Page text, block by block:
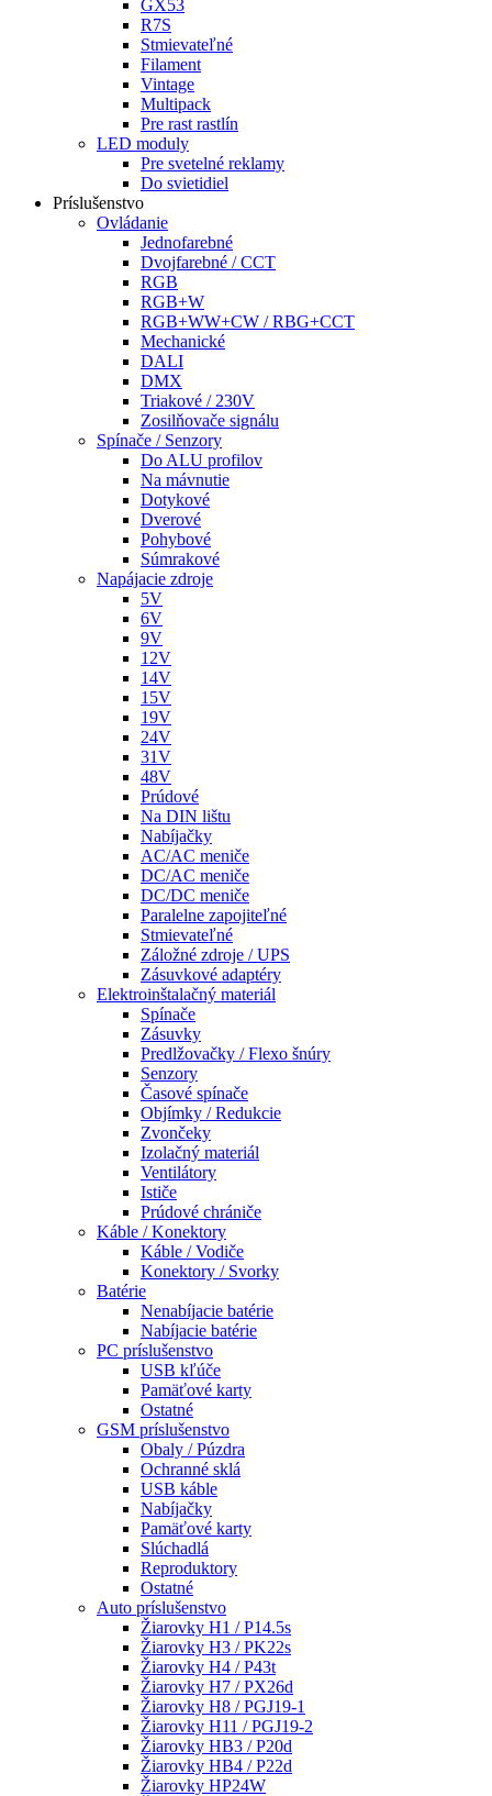
GX53
R7S
Stmievateľné
Filament
Vintage
Multipack
Pre rast rastlín
LED moduly
Pre svetelné reklamy
Do svietidiel
Príslušenstvo
Ovládanie
Jednofarebné
Dvojfarebné / CCT
RGB
RGB+W
RGB+WW+CW / RBG+CCT
Mechanické
DALI
DMX
Triakové / 230V
Zosilňovače signálu
Spínače / Senzory
Do ALU profilov
Na mávnutie
Dotykové
Dverové
Pohybové
Súmrakové
Napájacie zdroje
5V
6V
9V
12V
14V
15V
19V
24V
31V
48V
Prúdové
Na DIN lištu
Nabíjačky
AC/AC meniče
DC/AC meniče
DC/DC meniče
Paralelne zapojiteľné
Stmievateľné
Záložné zdroje / UPS
Zásuvkové adaptéry
Elektroinštalačný materiál
Spínače
Zásuvky
Predlžovačky / Flexo šnúry
Senzory
Časové spínače
Objímky / Redukcie
Zvončeky
Izolačný materiál
Ventilátory
Ističe
Prúdové chrániče
Káble / Konektory
Káble / Vodiče
Konektory / Svorky
Batérie
Nenabíjacie batérie
Nabíjacie batérie
PC príslušenstvo
USB kľúče
Pamäťové karty
Ostatné
GSM príslušenstvo
Obaly / Púzdra
Ochranné sklá
USB káble
Nabíjačky
Pamäťové karty
Slúchadlá
Reproduktory
Ostatné
Auto príslušenstvo
Žiarovky H1 / P14.5s
Žiarovky H3 / PK22s
Žiarovky H4 / P43t
Žiarovky H7 / PX26d
Žiarovky H8 / PGJ19-1
Žiarovky H11 / PGJ19-2
Žiarovky HB3 / P20d
Žiarovky HB4 / P22d
Žiarovky HP24W